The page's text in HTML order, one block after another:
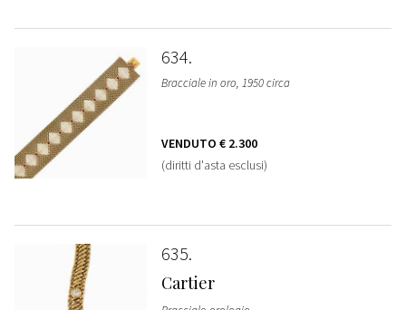
634
Bracciale in oro, 1950 circa
VENDUTO € 2.300
(diritti d'asta esclusi)
635
Cartier